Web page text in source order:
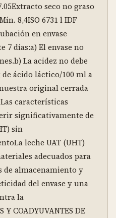
seco no graso
8,4ISO 6731 l IDF
en envase
7 días:a) El envase no
La acidez no debe
de ácido láctico/100 ml a
original cerrada
características
significativamente de
sin
leche UAT (UHT)
adecuados para
de almacenamiento y
del envase y una
la
COADYUVANTES DE